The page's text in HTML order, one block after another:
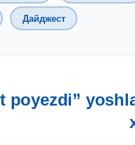
Дайджест
poyezdi”